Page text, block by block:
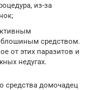
из-за
средством.
от этих паразитов и
недугах.
средства домочадец